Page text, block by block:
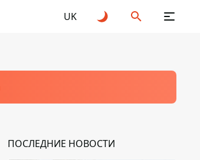
UK
ПОСЛЕДНИЕ НОВОСТИ